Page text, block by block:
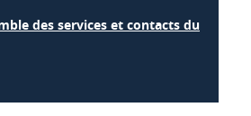
des services et contacts du